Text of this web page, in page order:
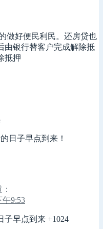
做好便民利民。还房贷也
由银行替客户完成解除抵
抵押
日子早点到来！
午9:53
子早点到来 +1024